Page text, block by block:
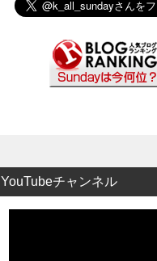
YouTubeチャンネル